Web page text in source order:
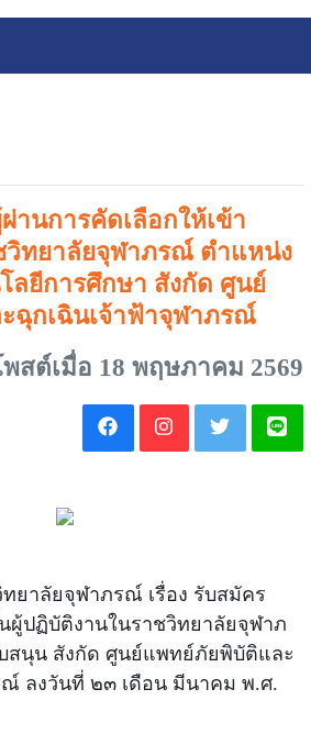
านการคัดเลือกให้เข้า
วิทยาลัยจุฬาภรณ์ ตำแหน่ง
ลยีการศึกษา สังกัด ศูนย์
ฉุกเฉินเจ้าฟ้าจุฬาภรณ์
สต์เมื่อ 18 พฤษภาคม 2569
ทยาลัยจุฬาภรณ์ เรื่อง รับสมัคร
ผู้ปฏิบัติงานในราชวิทยาลัยจุฬาภ
สนุน สังกัด ศูนย์แพทย์ภัยพิบัติและ
ณ์ ลงวันที่ ๒๓ เดือน มีนาคม พ.ศ.